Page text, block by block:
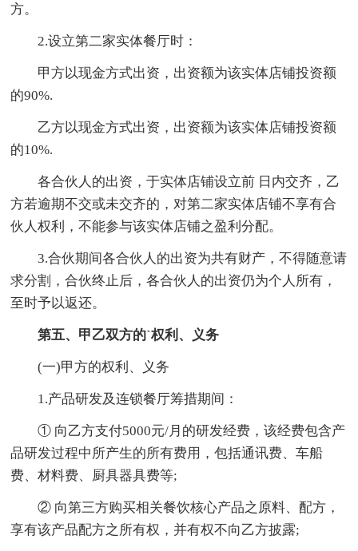
方。
2.设立第二家实体餐厅时：
甲方以现金方式出资，出资额为该实体店铺投资额
的90%.
乙方以现金方式出资，出资额为该实体店铺投资额
的10%.
各合伙人的出资，于实体店铺设立前 日内交齐，乙
方若逾期不交或未交齐的，对第二家实体店铺不享有合
伙人权利，不能参与该实体店铺之盈利分配。
3.合伙期间各合伙人的出资为共有财产，不得随意请
求分割，合伙终止后，各合伙人的出资仍为个人所有，
至时予以返还。
第五、甲乙双方的`权利、义务
(一)甲方的权利、义务
1.产品研发及连锁餐厅筹措期间：
① 向乙方支付5000元/月的研发经费，该经费包含产
品研发过程中所产生的所有费用，包括通讯费、车船
费、材料费、厨具器具费等;
② 向第三方购买相关餐饮核心产品之原料、配方，
享有该产品配方之所有权，并有权不向乙方披露;